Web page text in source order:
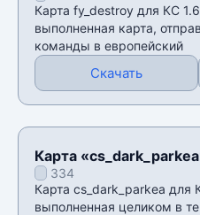
Карта fy_destroy для КС
выполненная карта,
команды в европейский
Скачать
Карта
334
Карта cs_dark_parkea для
выполненная целиком в